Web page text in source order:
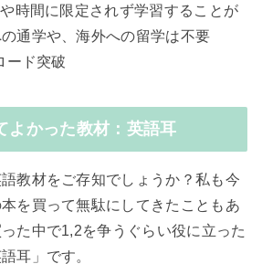
時間に限定されず学習することが
通学や、海外への留学は不要
ード突破
よかった教材：英語耳
語教材をご存知でしょうか？私も今
を買って無駄にしてきたこともあ
た中で1,2を争うぐらい役に立った
耳」です。